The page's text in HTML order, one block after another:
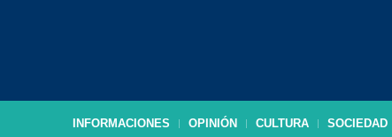
INFORMACIONES OPINIÓN CULTURA SOCIEDAD